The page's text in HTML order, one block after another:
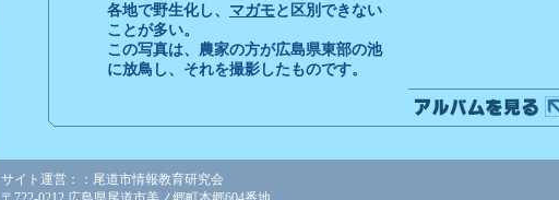
各地で野生化し、 マガモと区別できない
ことが多い。
この写真は、農家の方が広島県東部の池
に放鳥し、それを撮影したものです。
サイト運営：：尾道市情報教育研究会